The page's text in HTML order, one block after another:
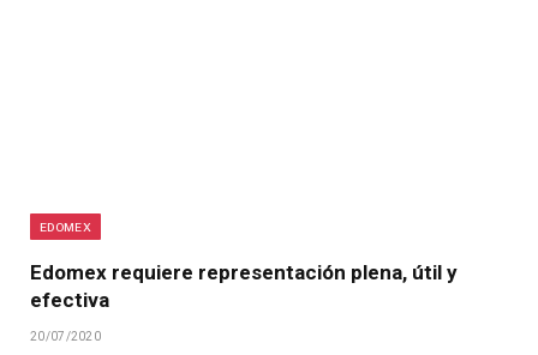
EDOMEX
Edomex requiere representación plena, útil y
efectiva
20/07/2020